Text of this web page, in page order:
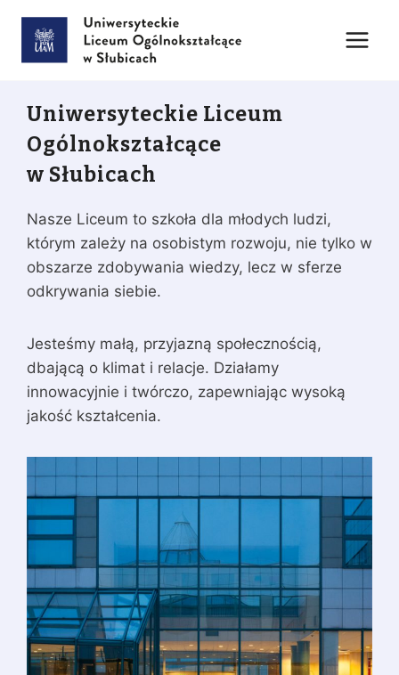
treści
Uniwersyteckie Liceum
Ogólnokształcące
w Słubicach
Nasze Liceum to szkoła dla młodych ludzi,
którym zależy na osobistym rozwoju, nie tylko w
obszarze zdobywania wiedzy, lecz w sferze
odkrywania siebie.
Jesteśmy małą, przyjazną społecznością,
dbającą o klimat i relacje. Działamy
innowacyjnie i twórczo, zapewniając wysoką
jakość kształcenia.